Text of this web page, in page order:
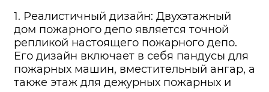
1. Реалистичный дизайн: Двухэтажный
дом пожарного депо является точной
репликой настоящего пожарного депо.
Его дизайн включает в себя пандусы для
пожарных машин, вместительный ангар, а
также этаж для дежурных пожарных и